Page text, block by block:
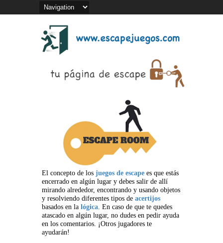
El concepto de los juegos de escape es que estás
encerrado en algún lugar y debes salir de allí
mirando alrededor, encontrando y usando objetos
y resolviendo diferentes tipos de acertijos
basados en la lógica. En caso de que te quedes
atascado en algún lugar, no dudes en pedir ayuda
en los comentarios. ¡Otros jugadores te
ayudarán!